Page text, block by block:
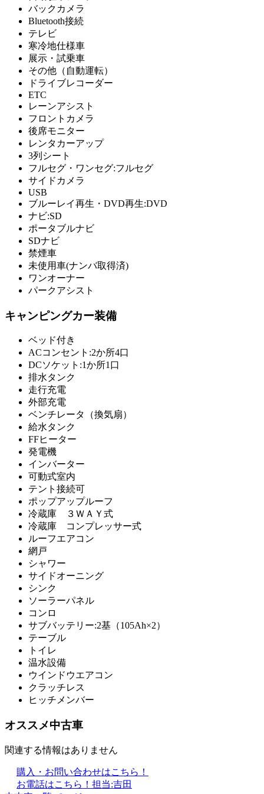
バックカメラ
Bluetooth接続
テレビ
寒冷地仕様車
展示・試乗車
その他（自動運転）
ドライブレコーダー
ETC
レーンアシスト
フロントカメラ
後席モニター
レンタカーアップ
3列シート
フルセグ・ワンセグ:フルセグ
サイドカメラ
USB
ブルーレイ再生・DVD再生:DVD
ナビ:SD
ポータブルナビ
SDナビ
禁煙車
未使用車(ナンバ取得済)
ワンオーナー
パークアシスト
キャンピングカー装備
ベッド付き
ACコンセント:2か所4口
DCソケット:1か所1口
排水タンク
走行充電
外部充電
ベンチレータ（換気扇）
給水タンク
FFヒーター
発電機
インバーター
可動式室内
テント接続可
ポップアップルーフ
冷蔵庫 ３ＷＡＹ式
冷蔵庫 コンプレッサー式
ルーフエアコン
網戸
シャワー
サイドオーニング
シンク
ソーラーパネル
コンロ
サブバッテリー:2基（105Ah×2）
テーブル
トイレ
温水設備
ウインドウエアコン
クラッチレス
ヒッチメンバー
オススメ中古車
関連する情報はありません
購入・お問い合わせはこちら！
お電話はこちら！ 担当:吉田